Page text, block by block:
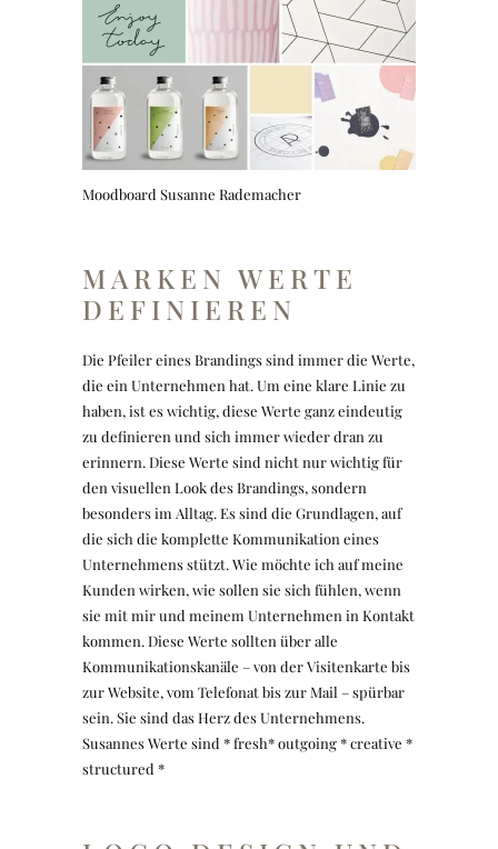
Moodboard Susanne Rademacher
MARKEN WERTE
DEFINIEREN
Die Pfeiler eines Brandings sind immer die Werte,
die ein Unternehmen hat. Um eine klare Linie zu
haben, ist es wichtig, diese Werte ganz eindeutig
zu definieren und sich immer wieder dran zu
erinnern. Diese Werte sind nicht nur wichtig für
den visuellen Look des Brandings, sondern
besonders im Alltag. Es sind die Grundlagen, auf
die sich die komplette Kommunikation eines
Unternehmens stützt. Wie möchte ich auf meine
Kunden wirken, wie sollen sie sich fühlen, wenn
sie mit mir und meinem Unternehmen in Kontakt
kommen. Diese Werte sollten über alle
Kommunikationskanäle – von der Visitenkarte bis
zur Website, vom Telefonat bis zur Mail – spürbar
sein. Sie sind das Herz des Unternehmens.
Susannes Werte sind * fresh* outgoing * creative *
structured *